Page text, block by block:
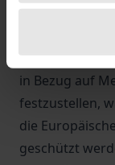
europäischen
dieses Buch
einschlägigen
in Bezug auf
festzustellen,
die
geschützt